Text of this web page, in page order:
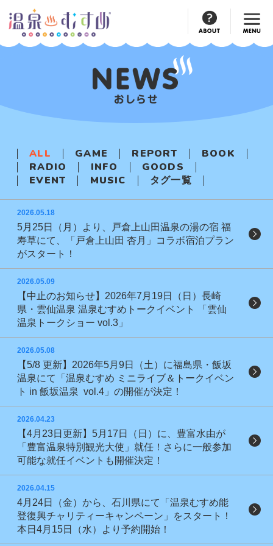
Official
Account
ALL GAME REPORT
BOOK
RADIO
INFO
GOODS
EVENT
MUSIC タグ一覧
2026.05.18
5月25日（月）より、戸倉上山田温泉の湯の宿 福
寿草にて、「戸倉上山田 杏月」コラボ宿泊プラン
がスタート！
2026.05.09
【中止のお知らせ】2026年7月19日（日）長崎
県・雲仙温泉 温泉むすめトークイベント 「雲仙
温泉トークショー vol.3」
2026.05.08
【5/8 更新】2026年5月9日（土）に福島県・飯坂
温泉にて「温泉むすめ ミニライブ＆トークイベン
ト in 飯坂温泉 vol.4」の開催が決定！
2026.04.23
【4月23日更新】5月17日（日）に、豊富水由が
「豊富温泉特別観光大使」就任！さらに一般参加
可能な就任イベントも開催決定！
2026.04.15
4月24日（金）から、石川県にて「温泉むすめ能
登復興チャリティーキャンペーン」をスタート！
本日4月15日（水）より予約開始！